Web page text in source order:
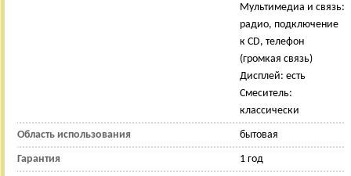
Мультимедиа и связь:
радио, подключение
к CD, телефон
(громкая связь)
Дисплей: есть
Смеситель:
классически
Область использования бытовая
Гарантия 1 год